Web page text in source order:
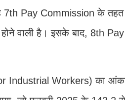
Pay Commission के तहत
वाली है। इसके बाद, 8th
Workers) का